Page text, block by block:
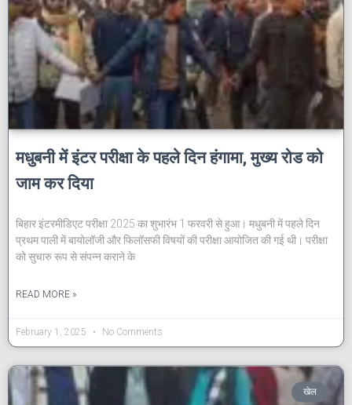
मधुबनी में इंटर परीक्षा के पहले दिन हंगामा, मुख्य रोड को
जाम कर दिया
बिहार इंटरमीडिएट परीक्षा 2025 का शुभारंभ 1 फरवरी से हुआ। मधुबनी में पहले दिन
प्रथम पाली में बायोलॉजी और फिलॉसफी विषयों की परीक्षा आयोजित की गई थी। परीक्षा
को सुचारु रूप से संपन्न कराने के
READ MORE »
February 1, 2025 No Comments
खेल